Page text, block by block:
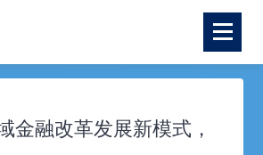
金融改革发展新模式，